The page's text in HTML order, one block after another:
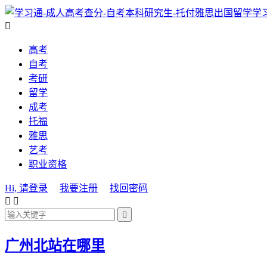
学

高考
自考
考研
留学
成考
托福
雅思
艺考
职业资格
Hi, 请登录 我要注册
找回密码
 

广州北站在哪里